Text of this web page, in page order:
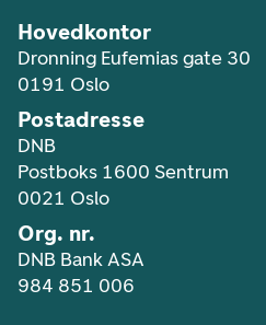
Hovedkontor
Dronning Eufemias gate 30
0191 Oslo
Postadresse
DNB
Postboks 1600 Sentrum
0021 Oslo
Org. nr.
DNB Bank ASA
984 851 006